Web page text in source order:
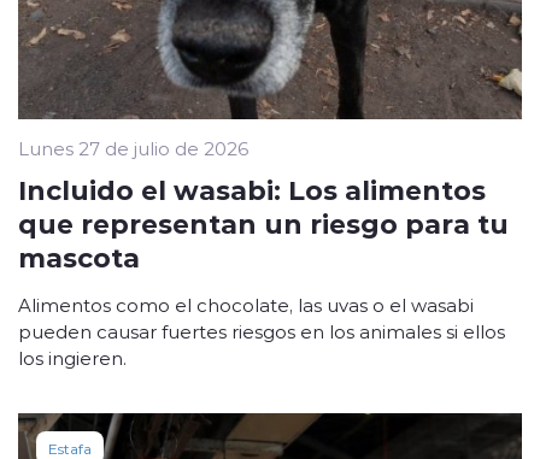
Lunes 27 de julio de 2026
Incluido el wasabi: Los alimentos
que representan un riesgo para tu
mascota
Alimentos como el chocolate, las uvas o el wasabi
pueden causar fuertes riesgos en los animales si ellos
los ingieren.
Estafa